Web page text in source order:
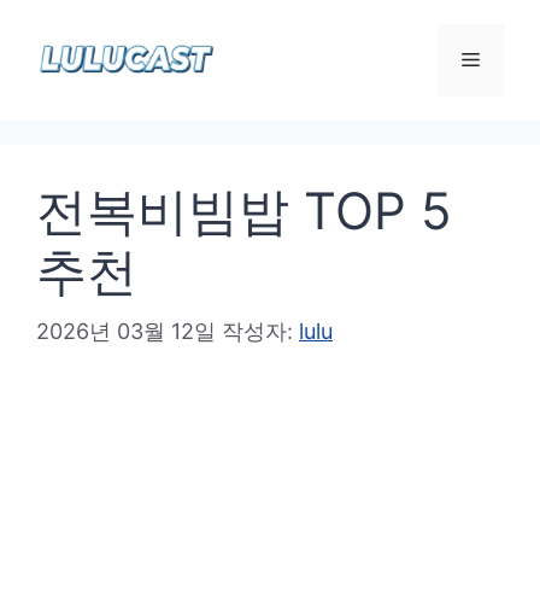
메
전복비빔밥 TOP 5
추천
2026년 03월 12일 작성자: lulu